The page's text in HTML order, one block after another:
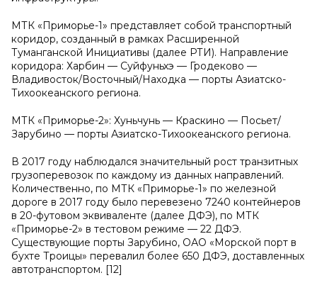
МТК «Приморье-1» представляет собой транспортный
коридор, созданный в рамках Расширенной
Туманганской Инициативы (далее РТИ). Направление
коридора: Харбин — Суйфуньхэ — Гродеково —
Владивосток/Восточный/Находка — порты Азиатско-
Тихоокеанского региона.
МТК «Приморье-2»: Хуньчунь — Краскино — Посьет/
Зарубино — порты Азиатско-Тихоокеанского региона.
В 2017 году наблюдался значительный рост транзитных
грузоперевозок по каждому из данных направлений.
Количественно, по МТК «Приморье-1» по железной
дороге в 2017 году было перевезено 7240 контейнеров
в 20-футовом эквиваленте (далее ДФЭ), по МТК
«Приморье-2» в тестовом режиме — 22 ДФЭ.
Существующие порты Зарубино, ОАО «Морской порт в
бухте Троицы» перевалил более 650 ДФЭ, доставленных
автотранспортом. [12]